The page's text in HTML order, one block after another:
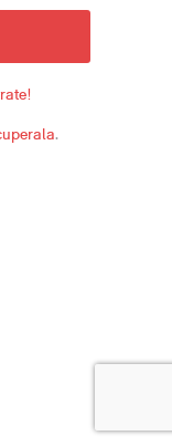
.